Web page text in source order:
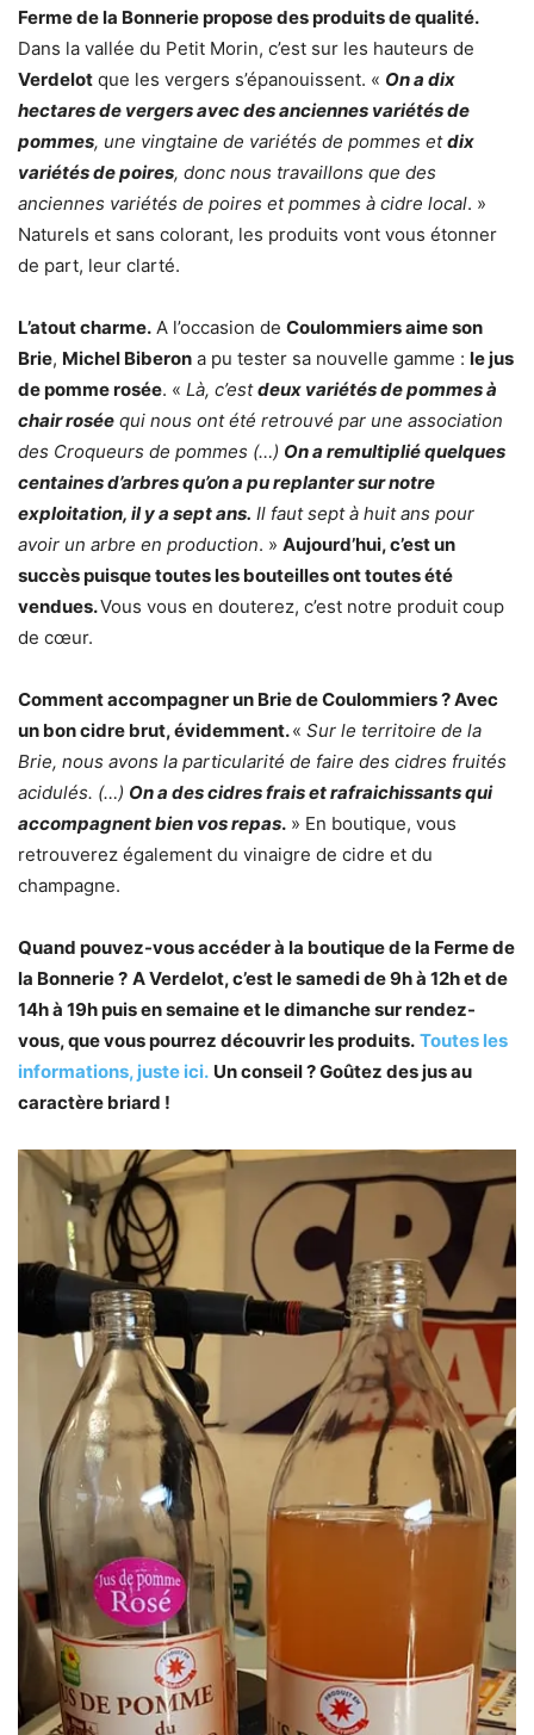
Ferme de la Bonnerie propose des produits de qualité.
Dans la vallée du Petit Morin, c’est sur les hauteurs de
Verdelot que les vergers s’épanouissent. « On a dix
hectares de vergers avec des anciennes variétés de
pommes, une vingtaine de variétés de pommes etdix
variétés de poires, donc nous travaillons que des
anciennes variétés de poires et pommes à cidre local. »
Naturels et sans colorant, les produits vont vous étonner
de part, leur clarté.
L’atout charme. A l’occasion de Coulommiers aime son
Brie, Michel Biberon a pu tester sa nouvelle gamme : le jus
de pomme rosée. « Là, c’estdeux variétés de pommes à
chair rosée qui nous ont été retrouvé par une association
des Croqueurs de pommes (…) On a remultiplié quelques
centaines d’arbres qu’on a pu replanter sur notre
exploitation, il y a sept ans. Il faut sept à huit ans pour
avoir un arbre en production. » Aujourd’hui, c’est un
succès puisque toutes les bouteilles ont toutes été
vendues.Vous vous en douterez, c’est notre produit coup
de cœur.
Comment accompagner un Brie de Coulommiers ? Avec
un bon cidre brut, évidemment.« Sur le territoire de la
Brie, nous avons la particularité de faire des cidres fruités
acidulés. (…) On a des cidres frais et rafraichissants qui
accompagnent bien vos repas. » En boutique, vous
retrouverez également du vinaigre de cidre et du
champagne.
Quand pouvez-vous accéder à la boutique de la Ferme de
la Bonnerie ? A Verdelot, c’est le samedi de 9h à 12h et de
14h à 19h puis en semaine et le dimanche sur rendez-
vous, que vous pourrez découvrir les produits. Toutes les
informations, juste ici. Un conseil ? Goûtez des jus au
caractère briard !